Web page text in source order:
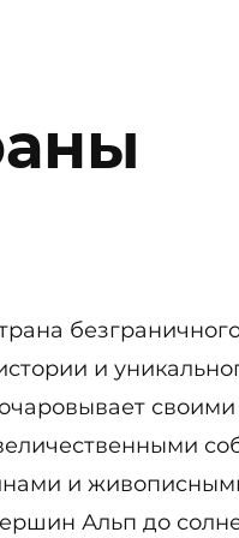
и
и
Альп до